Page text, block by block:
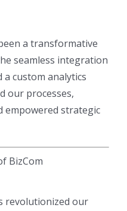
a transformative
seamless integration
custom analytics
our processes,
empowered strategic
BizCom
revolutionized our